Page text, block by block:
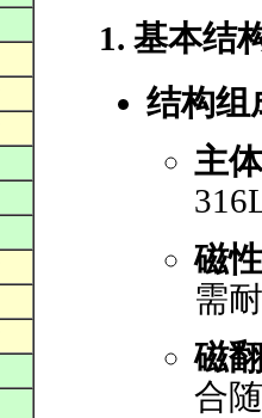
1. 基本结
结构组
主
磁
需
磁
合